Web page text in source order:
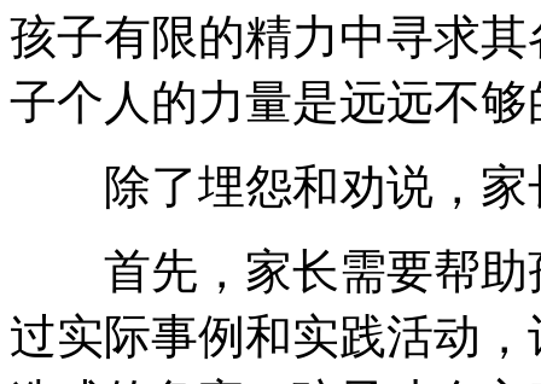
孩子有限的精力中寻求
子个人的力量是远远不够
除了埋怨和劝说，家
首先，家长需要帮助
过实际事例和实践活动